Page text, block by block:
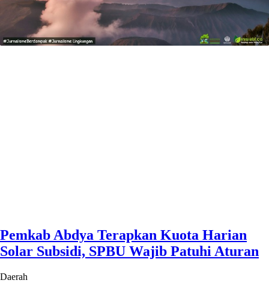
Pemkab Abdya Terapkan Kuota Harian
Solar Subsidi, SPBU Wajib Patuhi Aturan
Daerah